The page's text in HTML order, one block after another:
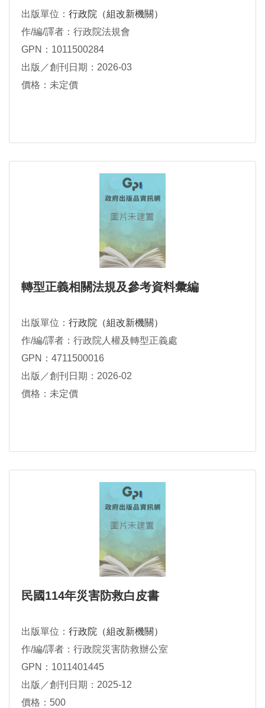
出版單位： 行政院（組改新機關）
作/編/譯者：行政院法規會
GPN：1011500284
出版／創刊日期：2026-03
價格：未定價
轉型正義相關法規及參考資料彙編
出版單位： 行政院（組改新機關）
作/編/譯者：行政院人權及轉型正義處
GPN：4711500016
出版／創刊日期：2026-02
價格：未定價
民國114年災害防救白皮書
出版單位： 行政院（組改新機關）
作/編/譯者：行政院災害防救辦公室
GPN：1011401445
出版／創刊日期：2025-12
價格：500